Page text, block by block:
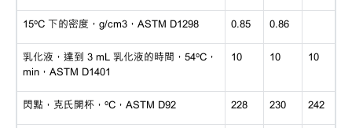
15ºC 下的密度，g/cm3，ASTM D1298 0.85 0.86
乳化液，達到 3 mL 乳化液的時間，54ºC，
min，ASTM D1401
10 10 10
閃點，克氏開杯， ºC，ASTM D92 228 230 242